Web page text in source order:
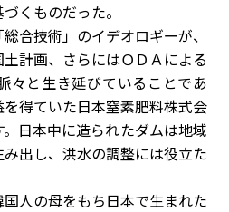
くものだった。
合技術」のイデオロギーが、
計画、さらにはＯＤＡによる
々と生き延びていることであ
得ていた日本窒素肥料株式会
日本中に造られたダムは地域
出し、洪水の調整には役立た
人の母をもち日本で生まれた